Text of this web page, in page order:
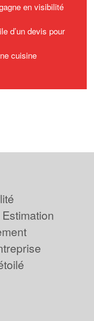
en visibilité
d’un devis pour
cuisine